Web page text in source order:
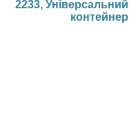
2233, Універсальний
контейнер